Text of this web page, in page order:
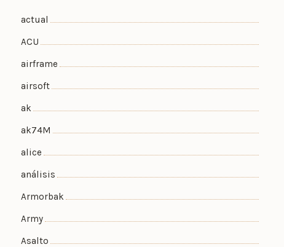
actual
ACU
airframe
airsoft
ak
ak74M
alice
análisis
Armorbak
Army
Asalto